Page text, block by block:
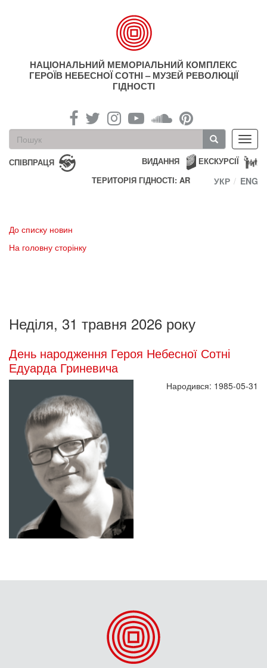
НАЦІОНАЛЬНИЙ МЕМОРІАЛЬНИЙ КОМПЛЕКС
ГЕРОЇВ НЕБЕСНОЇ СОТНІ – МУЗЕЙ РЕВОЛЮЦІЇ
ГІДНОСТІ
Пошукова
форма
Пошук
СПІВПРАЦЯ ЕКСКУРСІЇ
ВИДАННЯ
ТЕРИТОРІЯ ГІДНОСТІ: AR
УКР ENG
До списку новин
На головну сторінку
Неділя, 31 травня 2026 року
День народження Героя Небесної Сотні
Едуарда Гриневича
Народився: 1985-05-31